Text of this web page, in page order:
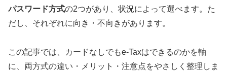
パスワード方式の2つがあり、状況によって選べます。た
だし、それぞれに向き・不向きがあります。
この記事では、カードなしでもe-Taxはできるのかを軸
に、両方式の違い・メリット・注意点をやさしく整理しま